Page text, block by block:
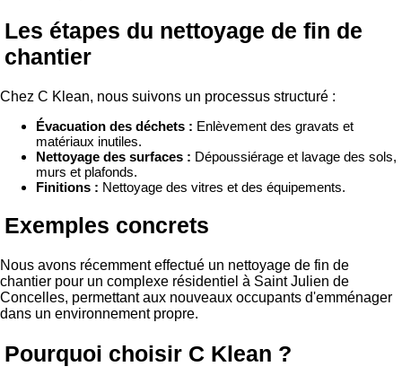
Les étapes du nettoyage de fin de
chantier
Chez C Klean, nous suivons un processus structuré :
Évacuation des déchets : Enlèvement des gravats et
matériaux inutiles.
Nettoyage des surfaces : Dépoussiérage et lavage des sols,
murs et plafonds.
Finitions : Nettoyage des vitres et des équipements.
Exemples concrets
Nous avons récemment effectué un nettoyage de fin de
chantier pour un complexe résidentiel à Saint Julien de
Concelles, permettant aux nouveaux occupants d'emménager
dans un environnement propre.
Pourquoi choisir C Klean ?